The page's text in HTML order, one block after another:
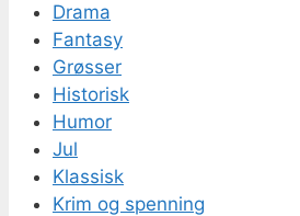
Drama
Fantasy
Grøsser
Historisk
Humor
Jul
Klassisk
Krim og spenning